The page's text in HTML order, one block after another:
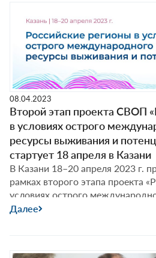
08.04.2023
Второй этап проекта СВОП
в условиях острого
ресурсы выживания и
стартует 18 апреля в Казани
В Казани 18–20 апреля 2023 г.
рамках второго этапа проекта
условиях острого
выживания и потенциал
Далее